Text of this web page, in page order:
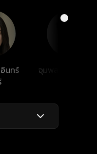
ลยว่าเขานี่
หงไปๆ มาๆ
นทร์
จุมพล อดุลกิตติพร